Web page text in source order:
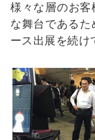
様々な層のお
な舞台である
ース出展を続け